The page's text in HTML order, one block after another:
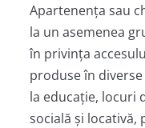
Apartenența sau
la un asemenea
în privința
produse în
la educație, locuri
socială și